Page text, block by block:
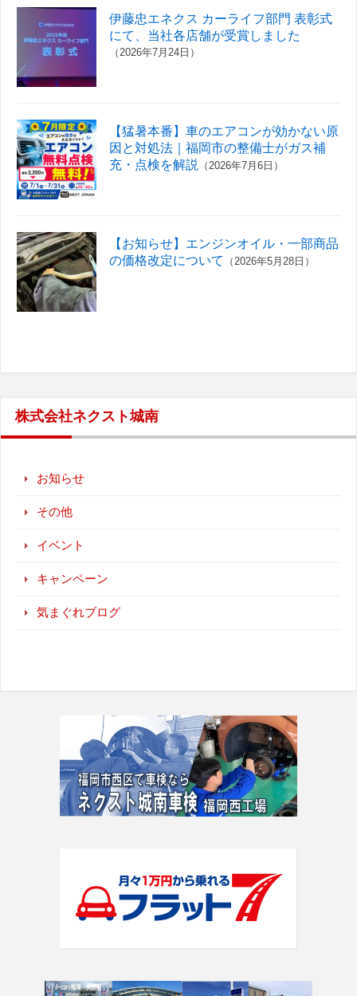
伊藤忠エネクス カーライフ部門 表彰式
にて、当社各店舗が受賞しました
（2026年7月24日）
【猛暑本番】車のエアコンが効かない原
因と対処法｜福岡市の整備士がガス補
充・点検を解説
（2026年7月6日）
【お知らせ】エンジンオイル・一部商品
の価格改定について
（2026年5月28日）
株式会社ネクスト城南
お知らせ
その他
イベント
キャンペーン
気まぐれブログ